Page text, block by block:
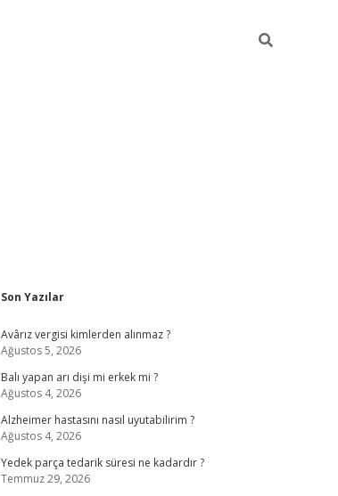
Sidebar
Son Yazılar
Avârız vergisi kimlerden alınmaz ?
Ağustos 5, 2026
Balı yapan arı dişi mi erkek mi ?
Ağustos 4, 2026
Alzheimer hastasını nasıl uyutabilirim ?
Ağustos 4, 2026
Yedek parça tedarik süresi ne kadardır ?
Temmuz 29, 2026